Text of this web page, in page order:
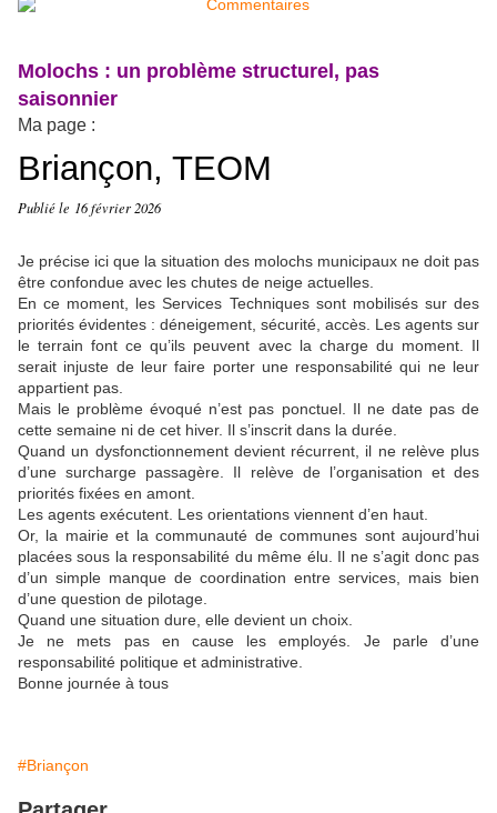
Molochs : un problème structurel, pas
saisonnier
Ma page :
Briançon, TEOM
Publié le 16 février 2026
Je précise ici que la situation des molochs municipaux ne doit pas
être confondue avec les chutes de neige actuelles.
En ce moment, les Services Techniques sont mobilisés sur des
priorités évidentes : déneigement, sécurité, accès. Les agents sur
le terrain font ce qu’ils peuvent avec la charge du moment. Il
serait injuste de leur faire porter une responsabilité qui ne leur
appartient pas.
Mais le problème évoqué n’est pas ponctuel. Il ne date pas de
cette semaine ni de cet hiver. Il s’inscrit dans la durée.
Quand un dysfonctionnement devient récurrent, il ne relève plus
d’une surcharge passagère. Il relève de l’organisation et des
priorités fixées en amont.
Les agents exécutent. Les orientations viennent d’en haut.
Or, la mairie et la communauté de communes sont aujourd’hui
placées sous la responsabilité du même élu. Il ne s’agit donc pas
d’un simple manque de coordination entre services, mais bien
d’une question de pilotage.
Quand une situation dure, elle devient un choix.
Je ne mets pas en cause les employés. Je parle d’une
responsabilité politique et administrative.
Bonne journée à tous
#Briançon